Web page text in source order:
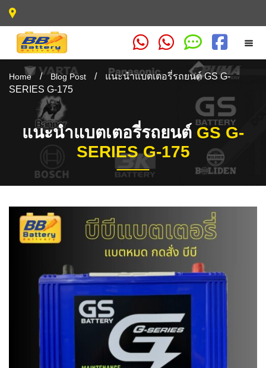
Home / Blog Post /
แนะนำแบตเตอรี่รถยนต์ GS G-
SERIES G-175
แนะนำแบตเตอรี่รถยนต์ GS G-
SERIES G-175